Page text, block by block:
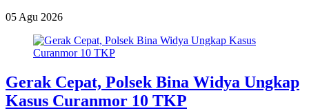
05 Agu 2026
Gerak Cepat, Polsek Bina Widya Ungkap
Kasus Curanmor 10 TKP